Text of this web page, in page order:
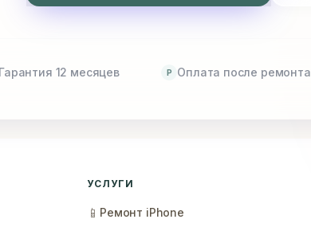
Гарантия 12 месяцев P Оплата после ремонта
УСЛУГИ
📱 Ремонт iPhone